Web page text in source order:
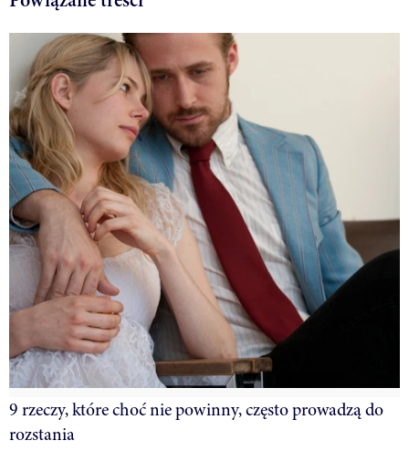
9 rzeczy, które choć nie powinny, często prowadzą do
rozstania